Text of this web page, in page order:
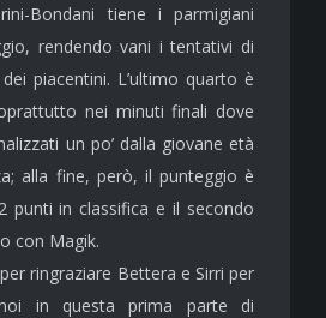
Bondani tiene i parmigiani
rendendo vani i tentativi di
piacentini. L’ultimo quarto è
nei minuti finali dove
un po’ dalla giovane età
alla fine, però, il punteggio è
punti in classifica e il secondo
con Magik.
ringraziare Bettera e Sirri per
in questa prima parte di